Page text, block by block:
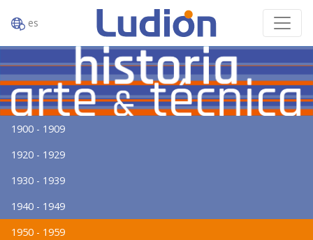
es
1900 - 1909
1920 - 1929
1930 - 1939
1940 - 1949
1950 - 1959